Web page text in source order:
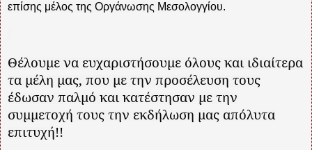
επίσης μέλος της Οργάνωσης Μεσολογγίου.
Θέλουμε να ευχαριστήσουμε όλους και ιδιαίτερα
τα μέλη μας, που με την προσέλευση τους
έδωσαν παλμό και κατέστησαν με την
συμμετοχή τους την εκδήλωση μας απόλυτα
επιτυχή!!